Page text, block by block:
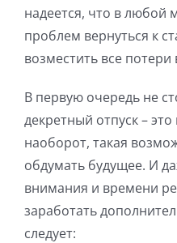
надеется, что в любой
проблем вернуться к
возместить все потери
В первую очередь не
декретный отпуск –
наоборот, такая
обдумать будущее. И
внимания и времени
заработать
следует: